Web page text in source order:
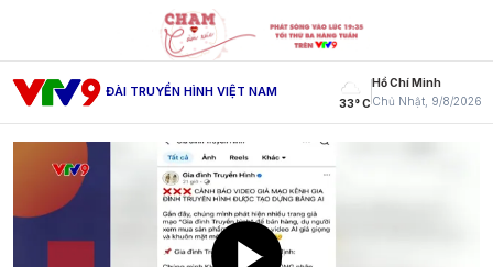
ĐÀI TRUYỀN HÌNH VIỆT NAM
33° C
Hồ Chí Minh
Chủ Nhật, 9/8/2026